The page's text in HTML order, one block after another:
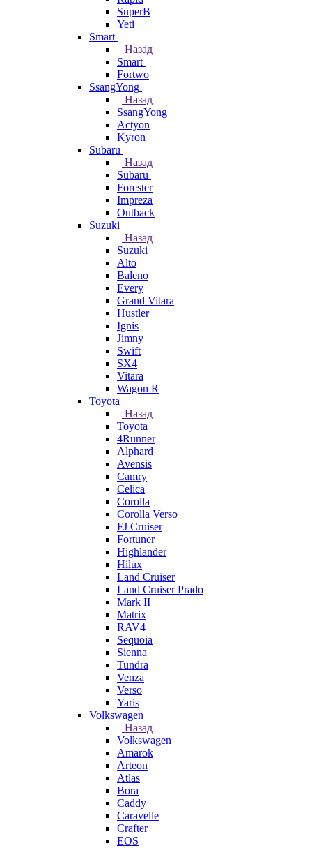
SuperB
Yeti
Smart
Назад
Smart
Fortwo
SsangYong
Назад
SsangYong
Actyon
Kyron
Subaru
Назад
Subaru
Forester
Impreza
Outback
Suzuki
Назад
Suzuki
Alto
Baleno
Every
Grand Vitara
Hustler
Ignis
Jimny
Swift
SX4
Vitara
Wagon R
Toyota
Назад
Toyota
4Runner
Alphard
Avensis
Camry
Celica
Corolla
Corolla Verso
FJ Cruiser
Fortuner
Highlander
Hilux
Land Cruiser
Land Cruiser Prado
Mark II
Matrix
RAV4
Sequoia
Sienna
Tundra
Venza
Verso
Yaris
Volkswagen
Назад
Volkswagen
Amarok
Arteon
Atlas
Bora
Caddy
Caravelle
Crafter
EOS